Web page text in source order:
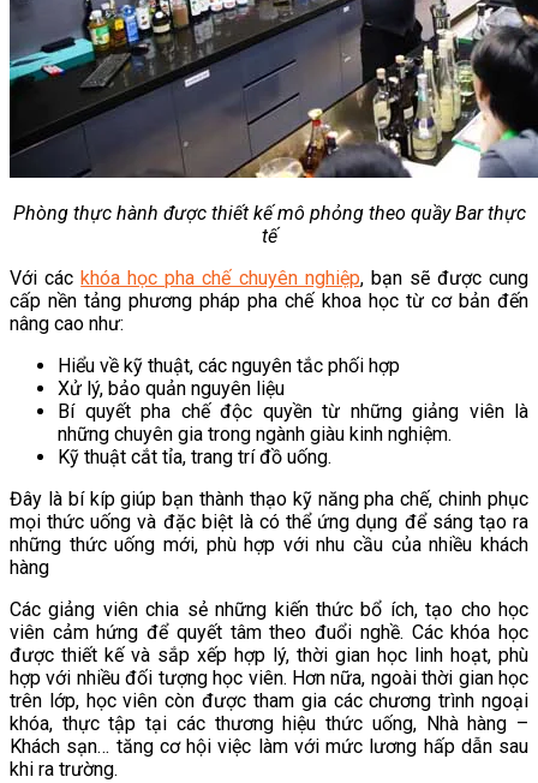
Phòng thực hành được thiết kế mô phỏng theo quầy Bar thực
tế
Với các khóa học pha chế chuyên nghiệp, bạn sẽ được cung
cấp nền tảng phương pháp pha chế khoa học từ cơ bản đến
nâng cao như:
Hiểu về kỹ thuật, các nguyên tắc phối hợp
Xử lý, bảo quản nguyên liệu
Bí quyết pha chế độc quyền từ những giảng viên là
những chuyên gia trong ngành giàu kinh nghiệm.
Kỹ thuật cắt tỉa, trang trí đồ uống.
Đây là bí kíp giúp bạn thành thạo kỹ năng pha chế, chinh phục
mọi thức uống và đặc biệt là có thể ứng dụng để sáng tạo ra
những thức uống mới, phù hợp với nhu cầu của nhiều khách
hàng
Các giảng viên chia sẻ những kiến thức bổ ích, tạo cho học
viên cảm hứng để quyết tâm theo đuổi nghề. Các khóa học
được thiết kế và sắp xếp hợp lý, thời gian học linh hoạt, phù
hợp với nhiều đối tượng học viên. Hơn nữa, ngoài thời gian học
trên lớp, học viên còn được tham gia các chương trình ngoại
khóa, thực tập tại các thương hiệu thức uống, Nhà hàng –
Khách sạn… tăng cơ hội việc làm với mức lương hấp dẫn sau
khi ra trường.